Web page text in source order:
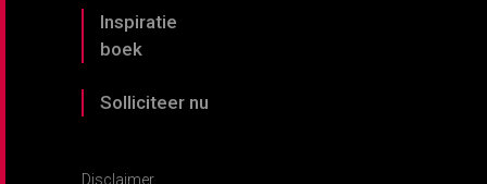
Inspiratie
boek
Solliciteer nu
Disclaimer